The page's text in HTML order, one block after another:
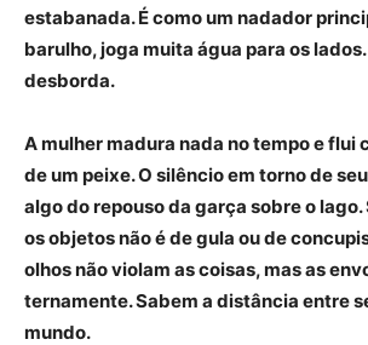
estabanada. É como um nadador
barulho, joga muita água para os
desborda.
A mulher madura nada no tempo e flui
de um peixe. O silêncio em torno de
algo do repouso da garça sobre o lago.
os objetos não é de gula ou de
olhos não violam as coisas, mas as
ternamente. Sabem a distância entre
mundo.